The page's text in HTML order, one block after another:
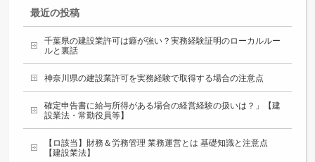
最近の投稿
千葉県の建設業許可は癖が強い？実務経験証明のローカルルー
ルと裏話
神奈川県の建設業許可を実務経験で取得する場合の注意点
確定申告書に給与所得がある場合の経営経験の扱いは？」【建
設業法・常勤役員等】
【ロ該当】財務＆労務管理 業務運営とは 基礎知識と注意点
【建設業法】